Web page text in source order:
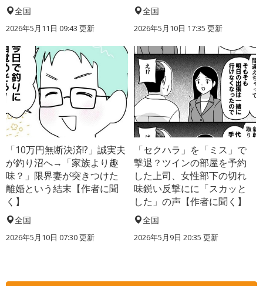
全国
2026年5月11日 09:43 更新
全国
2026年5月10日 17:35 更新
「10万円無断決済!?」誠実夫
が釣り沼へ→「家族より趣
味？」限界妻が突きつけた
離婚という結末【作者に聞
く】
全国
2026年5月10日 07:30 更新
「セクハラ」を「ミス」で
撃退？ツインの部屋を予約
した上司、女性部下の切れ
味鋭い反撃にに「スカッと
した」の声【作者に聞く】
全国
2026年5月9日 20:35 更新